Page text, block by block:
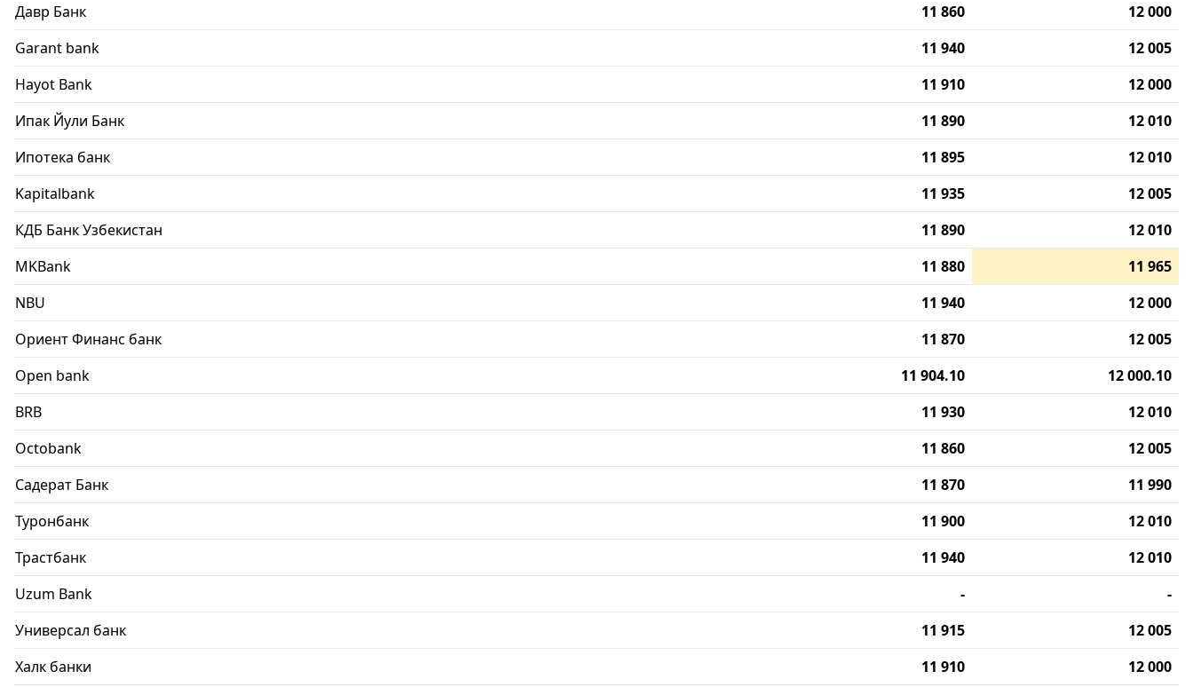
Давр Банк
11 860
12 000
Garant bank
11 940
12 005
Hayot Bank
11 910
12 000
Ипак Йули Банк
11 890
12 010
Ипотека банк
11 895
12 010
Kapitalbank
11 935
12 005
КДБ Банк Узбекистан
11 890
12 010
MKBank
11 880
11 965
NBU
11 940
12 000
Ориент Финанс банк
11 870
12 005
Open bank
11 904.10
12 000.10
BRB
11 930
12 010
Octobank
11 860
12 005
Садерат Банк
11 870
11 990
Туронбанк
11 900
12 010
Трастбанк
11 940
12 010
Uzum Bank
-
-
Универсал банк
11 915
12 005
Халк банки
11 910
12 000